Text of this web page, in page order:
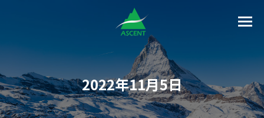
2022年11月5日